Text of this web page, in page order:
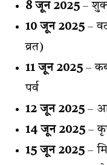
8 जून 2025 –
10 जून 2025 –
व्रत)
11 जून 2025 –
पर्व
12 जून 2025 –
14 जून 2025 –
15 जून 2025 –